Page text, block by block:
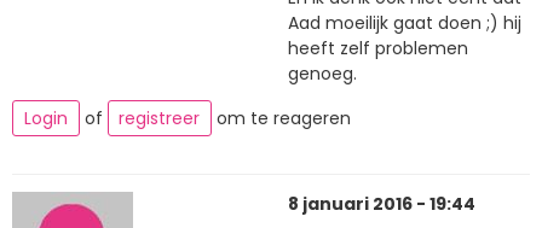
Aad moeilijk gaat doen ;) hij
heeft zelf problemen
genoeg.
Login
of registreer om te reageren
8 januari 2016 - 19:44